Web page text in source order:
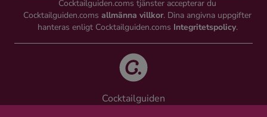
Cocktailguiden.coms tjänster accepterar du
Cocktailguiden.coms allmänna villkor. Dina angivna uppgifter
hanteras enligt Cocktailguiden.coms Integritetspolicy.
Cocktailguiden